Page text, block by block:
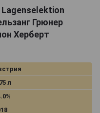
Грюнер
Херберт
л